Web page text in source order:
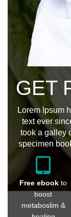
GET
Lorem Ipsum
text ever
took a galley
specimen
Free ebook to
boost
metaboslim &